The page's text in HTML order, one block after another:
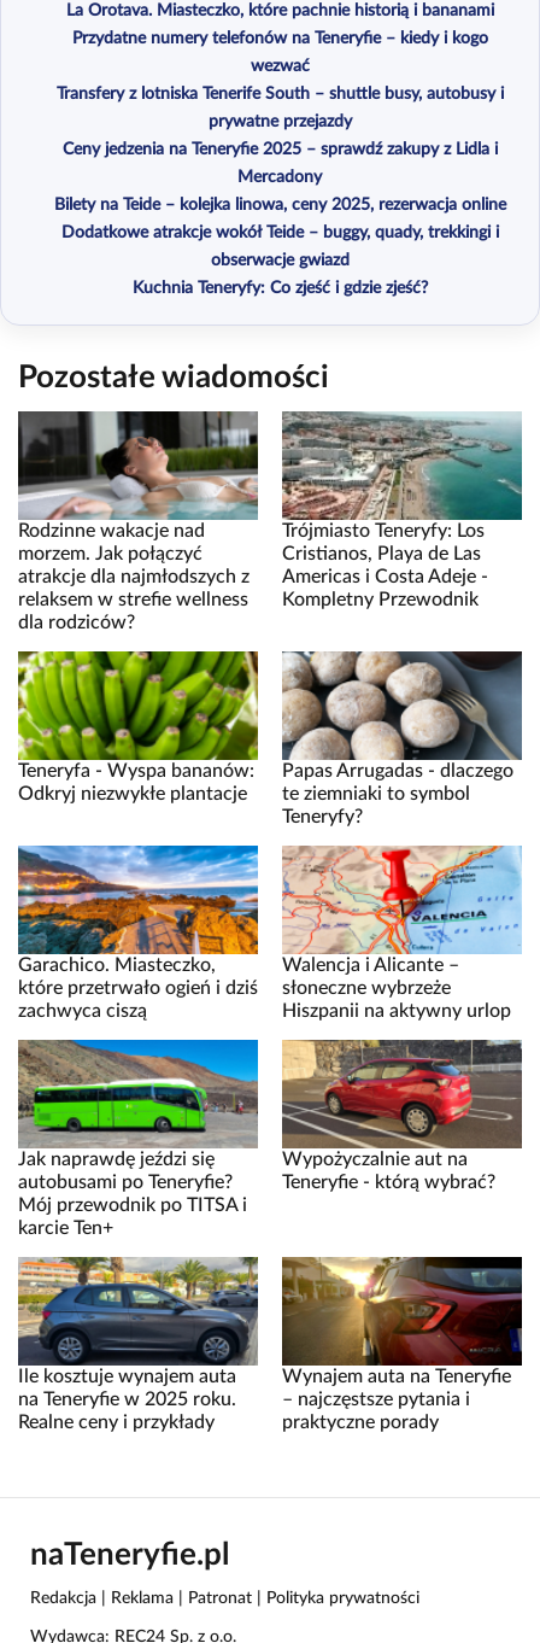
La Orotava. Miasteczko, które pachnie historią i bananami
Przydatne numery telefonów na Teneryfie – kiedy i kogo
wezwać
Transfery z lotniska Tenerife South – shuttle busy, autobusy i
prywatne przejazdy
Ceny jedzenia na Teneryfie 2025 – sprawdź zakupy z Lidla i
Mercadony
Bilety na Teide – kolejka linowa, ceny 2025, rezerwacja online
Dodatkowe atrakcje wokół Teide – buggy, quady, trekkingi i
obserwacje gwiazd
Kuchnia Teneryfy: Co zjeść i gdzie zjeść?
Pozostałe wiadomości
Rodzinne wakacje nad
morzem. Jak połączyć
atrakcje dla najmłodszych z
relaksem w strefie wellness
dla rodziców?
Trójmiasto Teneryfy: Los
Cristianos, Playa de Las
Americas i Costa Adeje -
Kompletny Przewodnik
Teneryfa - Wyspa bananów:
Odkryj niezwykłe plantacje
Papas Arrugadas - dlaczego
te ziemniaki to symbol
Teneryfy?
Garachico. Miasteczko,
które przetrwało ogień i dziś
zachwyca ciszą
Walencja i Alicante –
słoneczne wybrzeże
Hiszpanii na aktywny urlop
Jak naprawdę jeździ się
autobusami po Teneryfie?
Mój przewodnik po TITSA i
karcie Ten+
Wypożyczalnie aut na
Teneryfie - którą wybrać?
Ile kosztuje wynajem auta
na Teneryfie w 2025 roku.
Realne ceny i przykłady
Wynajem auta na Teneryfie
– najczęstsze pytania i
praktyczne porady
naTeneryfie.pl
Redakcja Reklama Patronat Polityka prywatności
Wydawca: REC24 Sp. z o.o.